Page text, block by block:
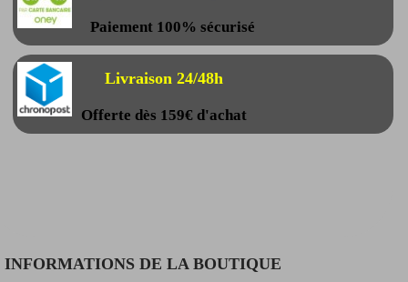
Paiement 100% sécurisé
Livraison 24/48h
Offerte dès 159€ d'achat
INFORMATIONS DE LA BOUTIQUE